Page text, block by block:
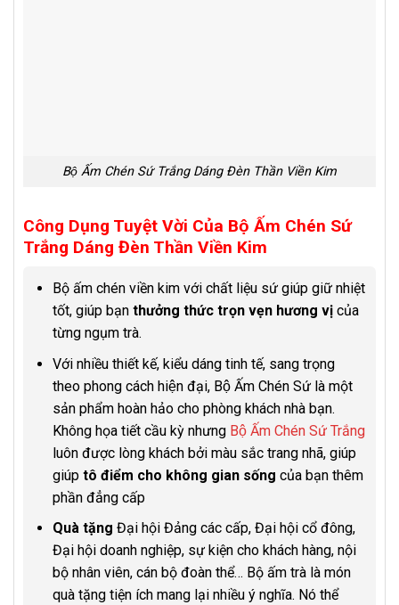
Bộ Ấm Chén Sứ Trắng Dáng Đèn Thần Viền Kim
Công Dụng Tuyệt Vời Của Bộ Ấm Chén Sứ
Trắng Dáng Đèn Thần Viền Kim
Bộ ấm chén viền kim với chất liệu sứ giúp giữ nhiệt
tốt, giúp bạn thưởng thức trọn vẹn hương vịcủa
từng ngụm trà.
Với nhiều thiết kế, kiểu dáng tinh tế, sang trọng
theo phong cách hiện đại, Bộ Ấm Chén Sứ là một
sản phẩm hoàn hảo cho phòng khách nhà bạn.
Không họa tiết cầu kỳ nhưng Bộ Ấm Chén Sứ Trắng
luôn được lòng khách bởi màu sắc trang nhã, giúp
giúp tô điểm cho không gian sống của bạn thêm
phần đẳng cấp
Quà tặng Đại hội Đảng các cấp, Đại hội cổ đông,
Đại hội doanh nghiệp, sự kiện cho khách hàng, nội
bộ nhân viên, cán bộ đoàn thể… Bộ ấm trà là món
quà tặng tiện ích mang lại nhiều ý nghĩa. Nó thể